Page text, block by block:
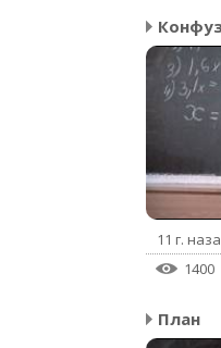
11 г.
1400
План